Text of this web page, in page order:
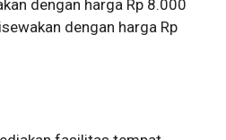
dengan harga Rp 8.000
dengan harga Rp